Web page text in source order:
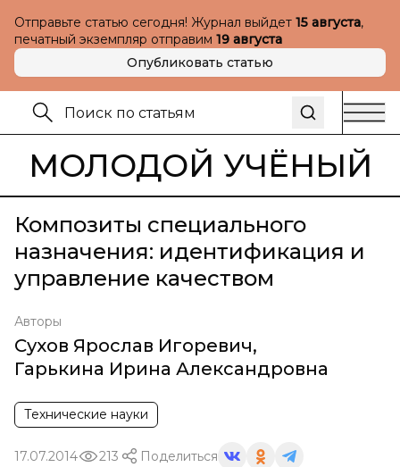
Отправьте статью сегодня! Журнал выйдет 15 августа,
печатный экземпляр отправим 19 августа
Опубликовать статью
МОЛОДОЙ УЧЁНЫЙ
Композиты специального
назначения: идентификация и
управление качеством
Авторы
Сухов Ярослав Игоревич,
Гарькина Ирина Александровна
Технические науки
17.07.2014 213 Поделиться